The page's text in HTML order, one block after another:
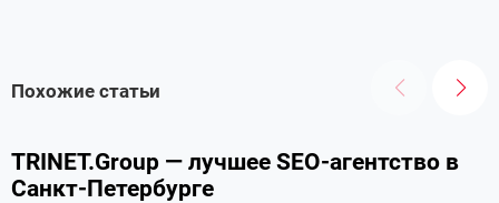
Похожие статьи
TRINET.Group — лучшее SEO-агентство в
Санкт-Петербурге